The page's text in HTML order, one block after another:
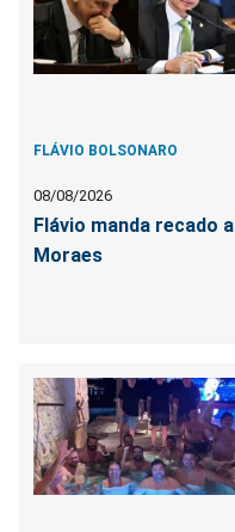
FLÁVIO BOLSONARO
08/08/2026
Flávio manda recado a
Moraes